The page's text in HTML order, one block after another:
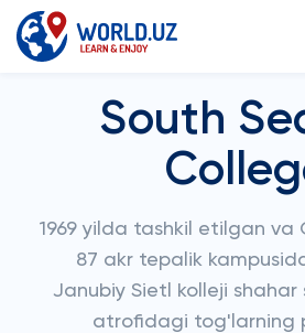
South
1969 yilda tashkil etilgan va
87 akr tepalik
Janubiy Sietl kolleji shahar
atrofidagi tog'larning